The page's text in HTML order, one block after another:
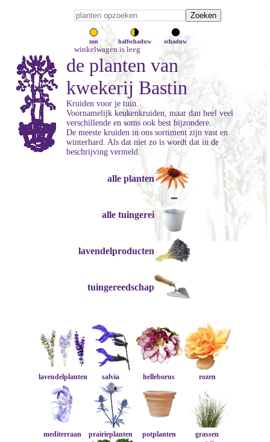
zon halfschaduw schaduw
winkelwagen is leeg
de planten van
kwekerij Bastin
Kruiden voor je tuin.
Voornamelijk keukenkruiden, maar dan heel veel
verschillende en soms ook best bijzondere.
De meeste kruiden in ons sortiment zijn vast en
winterhard. Als dat niet zo is wordt dat in de
beschrijving vermeld.
alle planten
alle tuingerei
lavendelproducten
tuingereedschap
lavendelplanten salvia helleborus rozen
mediterraan prairieplanten potplanten grassen